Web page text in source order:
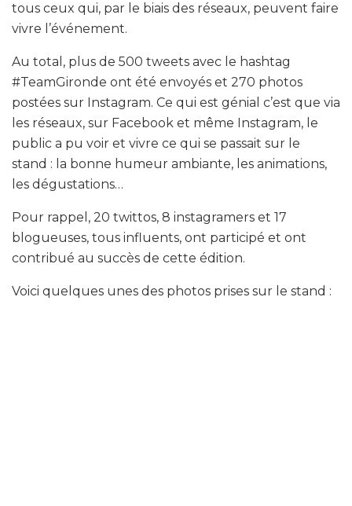
tous ceux qui, par le biais des réseaux, peuvent faire
vivre l’événement.
Au total, plus de 500 tweets avec le hashtag
#TeamGironde ont été envoyés et 270 photos
postées sur Instagram. Ce qui est génial c’est que via
les réseaux, sur Facebook et même Instagram, le
public a pu voir et vivre ce qui se passait sur le
stand : la bonne humeur ambiante, les animations,
les dégustations…
Pour rappel, 20 twittos, 8 instagramers et 17
blogueuses, tous influents, ont participé et ont
contribué au succès de cette édition.
Voici quelques unes des photos prises sur le stand :